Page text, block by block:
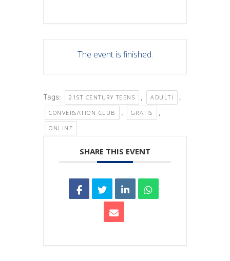
The event is finished.
Tags: 21ST CENTURY TEENS , ADULTI ,
CONVERSATION CLUB , GRATIS ,
ONLINE
SHARE THIS EVENT